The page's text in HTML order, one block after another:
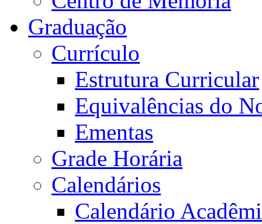
Graduação
Currículo
Estrutura Curricular
Equivalências do
Ementas
Grade Horária
Calendários
Calendário